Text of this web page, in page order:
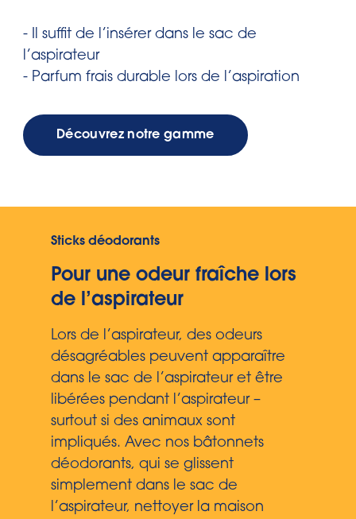
- Il suffit de l’insérer dans le sac de
l’aspirateur
- Parfum frais durable lors de l’aspiration
Découvrez notre gamme
Sticks déodorants
Pour une odeur fraîche lors
de l’aspirateur
Lors de l’aspirateur, des odeurs
désagréables peuvent apparaître
dans le sac de l’aspirateur et être
libérées pendant l’aspirateur –
surtout si des animaux sont
impliqués. Avec nos bâtonnets
déodorants, qui se glissent
simplement dans le sac de
l’aspirateur, nettoyer la maison